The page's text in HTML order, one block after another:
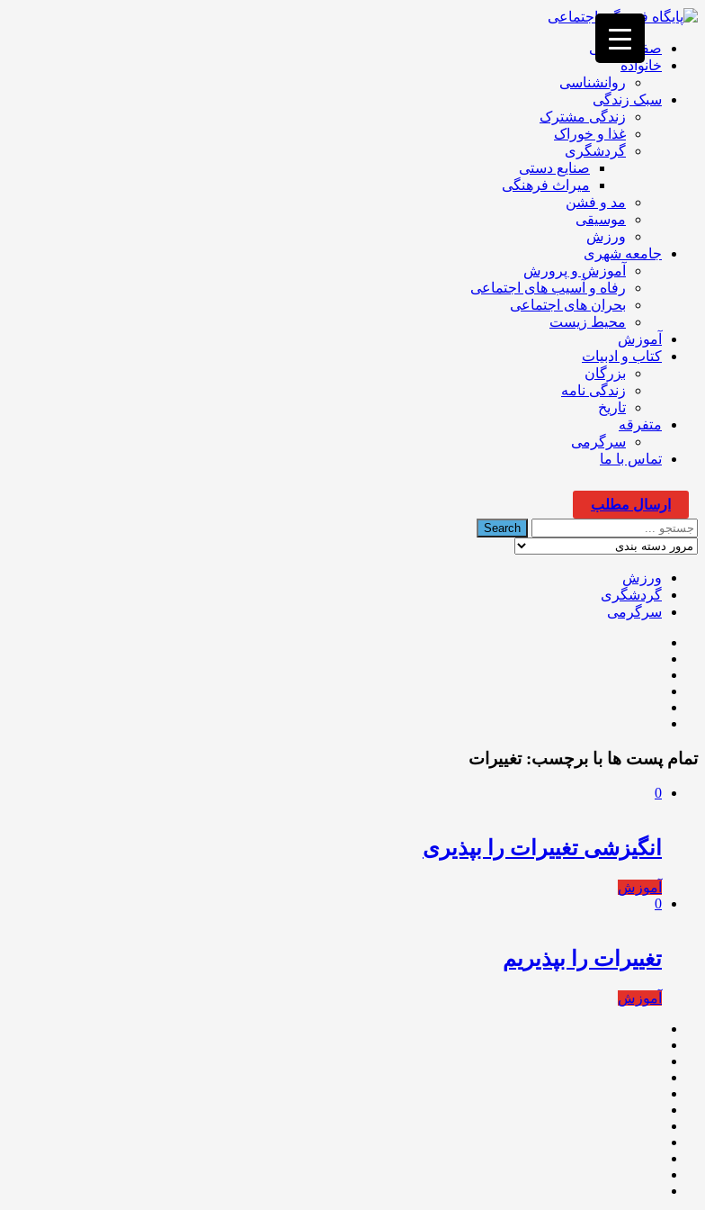
فصد
غرب
تهران
خشکشویی
تصفیه
تهران
صفحه اصلی
خانواده
روانشناسی
سبک زندگی
زندگی مشترک
غذا و خوراک
گردشگری
صنایع دستی
میراث فرهنگی
مد و فشن
موسیقی
ورزش
جامعه شهری
آموزش و پرورش
رفاه و آسیب های اجتماعی
بحران های اجتماعی
محیط زیست
آموزش
کتاب و ادبیات
بزرگان
زندگی نامه
تاریخ
متفرقه
سرگرمی
تماس با ما
ارسال مطلب
ورزش
گردشگری
سرگرمی
تمام پست ها با برچسب:تغییرات
0
انگیزشی تغییرات را بپذیری
آموزش
0
تغییرات را بپذیریم
آموزش